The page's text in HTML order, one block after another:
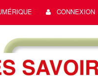
CONNEXION